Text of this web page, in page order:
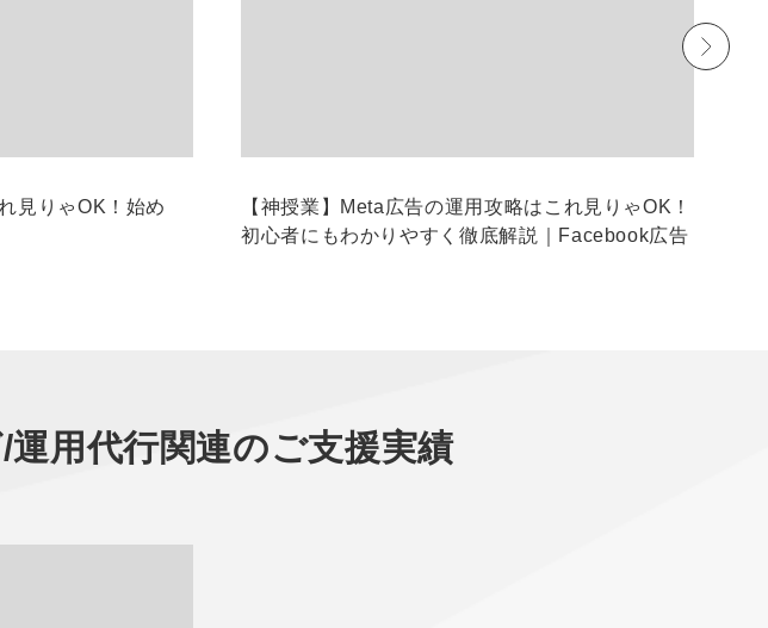
見りゃOK！始め
【神授業】Meta広告の運用攻略はこれ見りゃOK！
初心者にもわかりやすく徹底解説｜Facebook広告
運用代行関連のご支援実績